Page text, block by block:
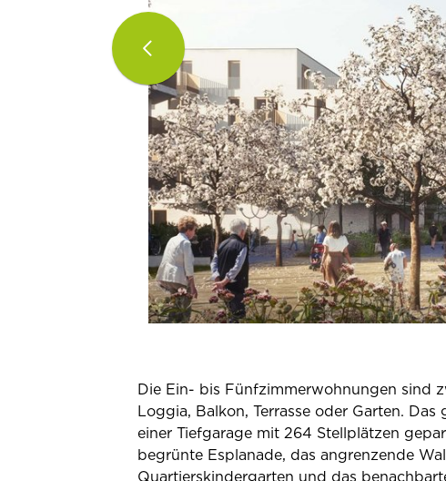
Die Ein- bis Fünfzimmerwohnungen sind
Loggia, Balkon, Terrasse oder Garten.
einer Tiefgarage mit 264 Stellplätzen
begrünte Esplanade, das angrenzende
Quartierskindergarten und das